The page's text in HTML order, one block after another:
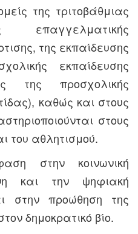
της τριτοβάθμιας
επαγγελματικής
της εκπαίδευσης
εκπαίδευσης
της προσχολικής
καθώς και στους
στους
του αθλητισμού.
στην κοινωνική
και την ψηφιακή
στην προώθηση της
δημοκρατικό βίο.